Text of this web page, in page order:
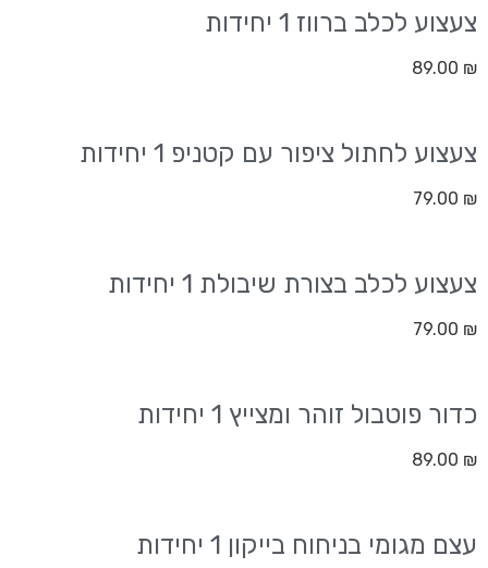
צעצוע לכלב ברווז 1 יחידות
89.00 ₪
צעצוע לחתול ציפור עם קטניפ 1 יחידות
79.00 ₪
צעצוע לכלב בצורת שיבולת 1 יחידות
79.00 ₪
כדור פוטבול זוהר ומצייץ 1 יחידות
89.00 ₪
עצם מגומי בניחוח בייקון 1 יחידות